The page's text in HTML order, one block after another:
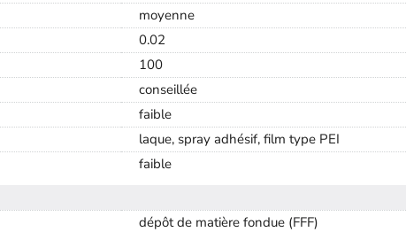
moyenne
0.02
100
conseillée
faible
laque, spray adhésif, film type PEI
faible
dépôt de matière fondue (FFF)